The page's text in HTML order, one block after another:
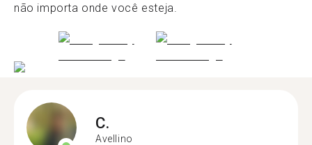
não importa onde você esteja.
C.
Avellino